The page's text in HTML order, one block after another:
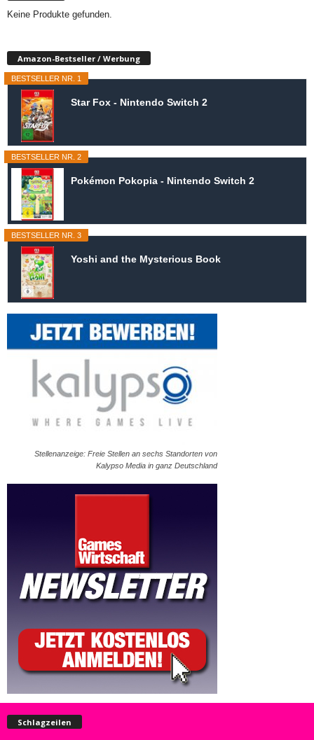
Keine Produkte gefunden.
Amazon-Bestseller / Werbung
BESTSELLER NR. 1
Star Fox - Nintendo Switch 2
BESTSELLER NR. 2
Pokémon Pokopia - Nintendo Switch 2
BESTSELLER NR. 3
Yoshi and the Mysterious Book
Stellenanzeige: Freie Stellen an sechs Standorten von
Kalypso Media in ganz Deutschland
Schlagzeilen